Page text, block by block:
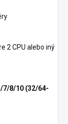
2 CPU alebo iný
7/8/10 (32/64-